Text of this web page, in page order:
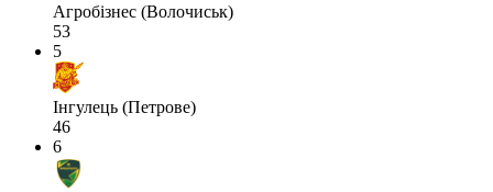
Агробізнес (Волочиськ)
53
5
Інгулець (Петрове)
46
6